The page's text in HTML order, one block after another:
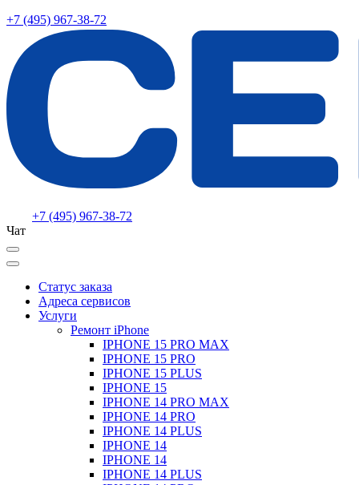
+7 (495) 967-38-72
+7 (495) 967-38-72
Чат
Статус заказа
Адреса сервисов
Услуги
Ремонт iPhone
IPHONE 15 PRO MAX
IPHONE 15 PRO
IPHONE 15 PLUS
IPHONE 15
IPHONE 14 PRO MAX
IPHONE 14 PRO
IPHONE 14 PLUS
IPHONE 14
IPHONE 14
IPHONE 14 PLUS